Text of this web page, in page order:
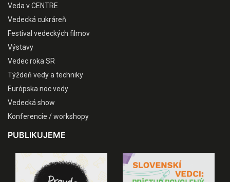
Veda v CENTRE
Vedecká cukráreň
Festival vedeckých filmov
Výstavy
Vedec roka SR
Týždeň vedy a techniky
Európska noc vedy
Vedecká show
Konferencie / workshopy
PUBLIKUJEME